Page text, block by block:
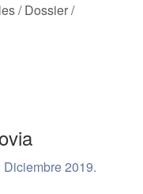
/ Dossier /
Diciembre 2019.